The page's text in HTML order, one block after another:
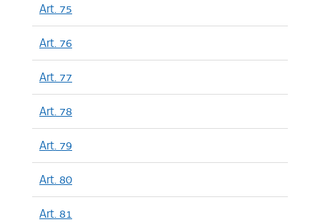
Art. 75
Art. 76
Art. 77
Art. 78
Art. 79
Art. 80
Art. 81